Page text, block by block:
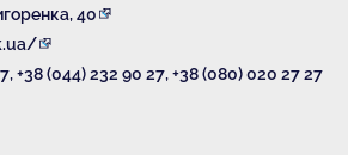
40
,+38 (044) 232 90 27,+38 (080) 020 27 27